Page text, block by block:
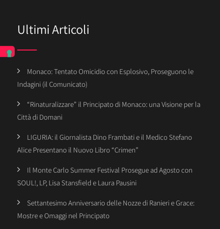
Ultimi Articoli
Monaco: Tentato Omicidio con Esplosivo, Proseguono le
Indagini (il Comunicato)
“Rinaturalizzare” il Principato di Monaco: una Visione per la
Città di Domani
LIGURIA: il Giornalista Dino Frambati e il Medico Stefano
Alice Presentano il Nuovo Libro “Crimen”
Il Monte Carlo Summer Festival Prosegue ad Agosto con
SOUL!, LP, Lisa Stansfield e Laura Pausini
Settantesimo Anniversario delle Nozze di Ranieri e Grace:
Mostre e Omaggi nel Principato